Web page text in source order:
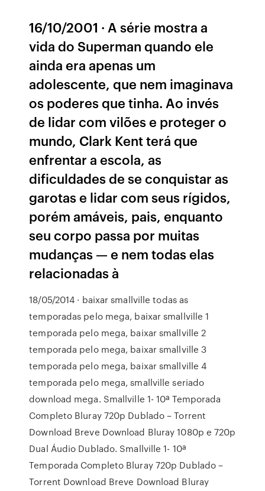
16/10/2001 · A série mostra a
vida do Superman quando ele
ainda era apenas um
adolescente, que nem imaginava
os poderes que tinha. Ao invés
de lidar com vilões e proteger o
mundo, Clark Kent terá que
enfrentar a escola, as
dificuldades de se conquistar as
garotas e lidar com seus rígidos,
porém amáveis, pais, enquanto
seu corpo passa por muitas
mudanças — e nem todas elas
relacionadas à
18/05/2014 · baixar smallville todas as
temporadas pelo mega, baixar smallville 1
temporada pelo mega, baixar smallville 2
temporada pelo mega, baixar smallville 3
temporada pelo mega, baixar smallville 4
temporada pelo mega, smallville seriado
download mega. Smallville 1- 10ª Temporada
Completo Bluray 720p Dublado – Torrent
Download Breve Download Bluray 1080p e 720p
Dual Áudio Dublado. Smallville 1- 10ª
Temporada Completo Bluray 720p Dublado –
Torrent Download Breve Download Bluray